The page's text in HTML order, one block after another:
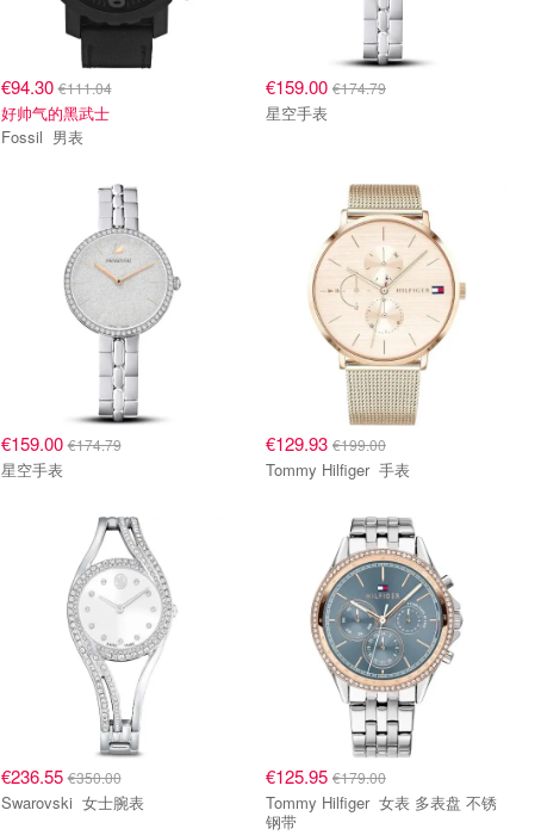
€94.30€111.04
好帅气的黑武士
Fossil 男表
€159.00 €174.79
星空手表
€159.00€174.79
星空手表
€129.93 €199.00
Tommy Hilfiger 手表
€236.55€350.00
Swarovski 女士腕表
€125.95 €179.00
Tommy Hilfiger 女表 多表盘 不锈
钢带